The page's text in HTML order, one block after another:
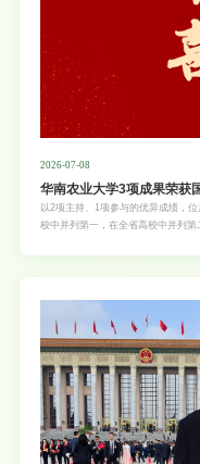
2026-07-08
华南农业大学3项成果荣获
以2项主持、1项参与的优异成绩，
校中并列第一，在全省高校中并列第